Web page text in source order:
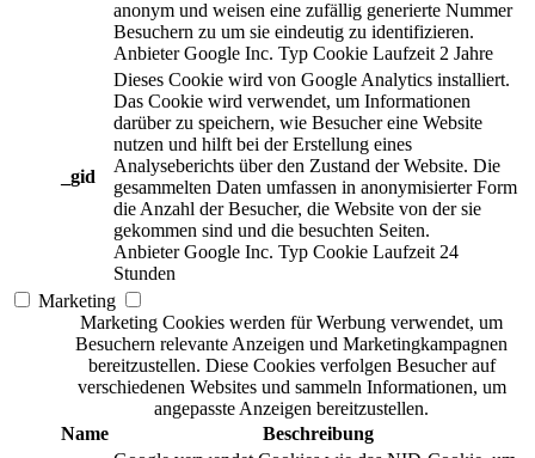
anonym und weisen eine zufällig generierte Nummer
Besuchern zu um sie eindeutig zu identifizieren.
Anbieter Google Inc. Typ Cookie Laufzeit 2 Jahre
_gid
Dieses Cookie wird von Google Analytics installiert.
Das Cookie wird verwendet, um Informationen
darüber zu speichern, wie Besucher eine Website
nutzen und hilft bei der Erstellung eines
Analyseberichts über den Zustand der Website. Die
gesammelten Daten umfassen in anonymisierter Form
die Anzahl der Besucher, die Website von der sie
gekommen sind und die besuchten Seiten.
Anbieter Google Inc. Typ Cookie Laufzeit 24
Stunden
Marketing
Marketing Cookies werden für Werbung verwendet, um
Besuchern relevante Anzeigen und Marketingkampagnen
bereitzustellen. Diese Cookies verfolgen Besucher auf
verschiedenen Websites und sammeln Informationen, um
angepasste Anzeigen bereitzustellen.
Name
Beschreibung